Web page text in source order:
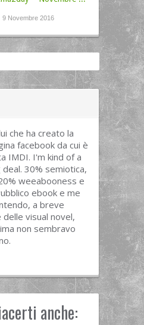
9 Novembre 2016
che ha creato la
facebook da cui è
IMDI. I'm kind of a
deal. 30% semiotica,
weeabooness e
ebook e me
a breve
visual novel,
non sembravo
anche: